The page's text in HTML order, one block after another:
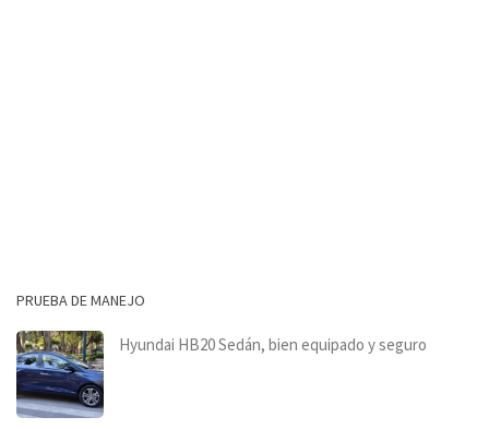
PRUEBA DE MANEJO
Hyundai HB20 Sedán, bien equipado y seguro